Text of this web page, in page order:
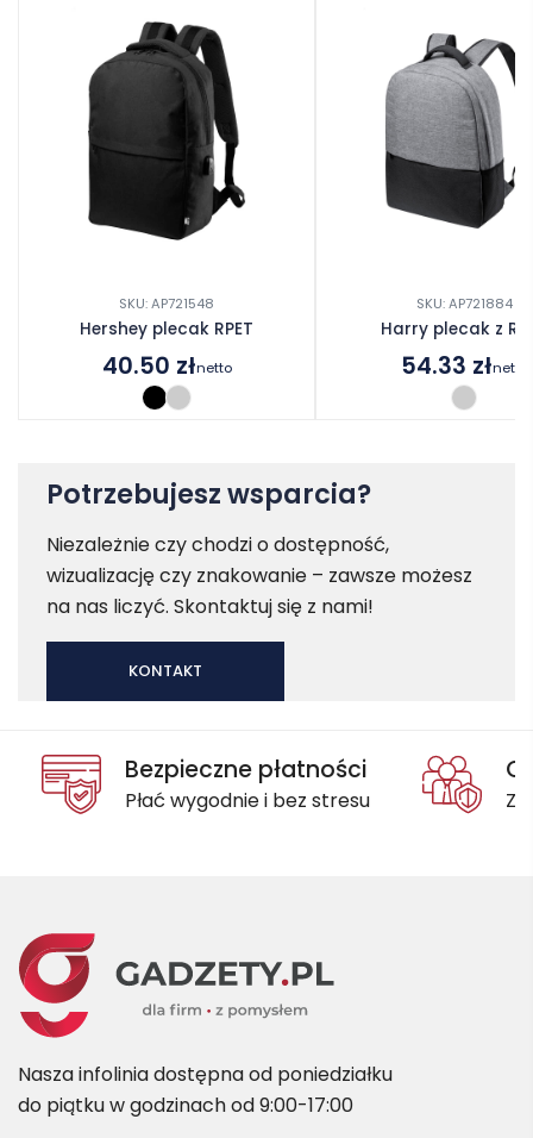
SKU: AP721548
Hershey plecak RPET
40.50 złnetto
SKU: AP721884
Harry plecak z
54.33 złnetto
Potrzebujesz wsparcia?
Niezależnie czy chodzi o dostępność,
wizualizację czy znakowanie – zawsze możesz
na nas liczyć. Skontaktuj się z nami!
KONTAKT
Bezpieczne płatności
Płać wygodnie i bez stresu
Nasza infolinia dostępna od poniedziałku
do piątku w godzinach od 9:00-17:00